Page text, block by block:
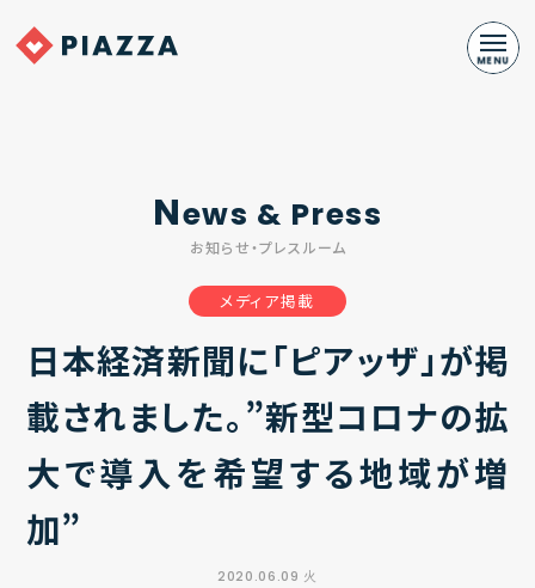
News & Press
お知らせ・プレスルーム
メディア掲載
日本経済新聞に「ピアッザ」が掲
載されました。”新型コロナの拡
大で導入を希望する地域が増
加”
2020.06.09 火